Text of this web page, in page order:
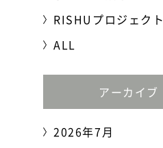
RISHUプロジェクト
ALL
アーカイブ
2026年7月